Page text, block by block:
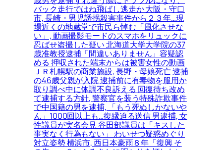
バック走行ではね飛ばし逃走か 大阪・守口
市, 長崎・男児誘拐殺害事件から２３年…現
場近くの地蔵堂で市民ら悼む「風化させな
い」, 動画撮影モードのスマホをリュックに
忍ばせ盗撮した疑い 北海道大学大学院の37
歳准教授逮捕「間違いありません」容疑認
める 押収された端末からは被害女性の動画
ＪＲ札幌駅の商業施設, 長野・母娘死亡 逮捕
の46歳父親が入院 逮捕前に有毒物を服用か
取り調べ中に体調不良訴える 回復待ち改め
て逮捕する方針, 警察官を装う特殊詐欺事件
で中国籍の男を逮捕, 「もう死ぬしかないや
ん」1000回以上も…復縁迫る送信 男逮捕, 女
性議員が実名会見 谷田部議員は「キスした
事実なく行為もない」 わいせつ疑惑めぐり
対立姿勢 横浜市, 西日本豪雨８年「復興 そ